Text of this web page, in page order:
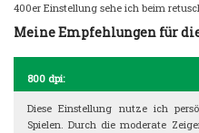
400er Einstellung sehe ich beim
Meine Empfehlungen für
800 dpi:
Diese Einstellung nutze ich
Spielen. Durch die moderate